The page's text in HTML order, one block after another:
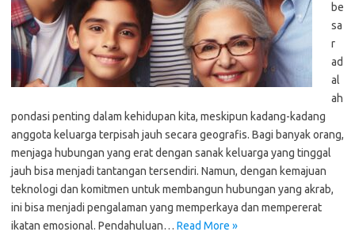
be
sa
r
ad
al
ah
pondasi penting dalam kehidupan kita, meskipun kadang-kadang
anggota keluarga terpisah jauh secara geografis. Bagi banyak orang,
menjaga hubungan yang erat dengan sanak keluarga yang tinggal
jauh bisa menjadi tantangan tersendiri. Namun, dengan kemajuan
teknologi dan komitmen untuk membangun hubungan yang akrab,
ini bisa menjadi pengalaman yang memperkaya dan mempererat
ikatan emosional. Pendahuluan… Read More »